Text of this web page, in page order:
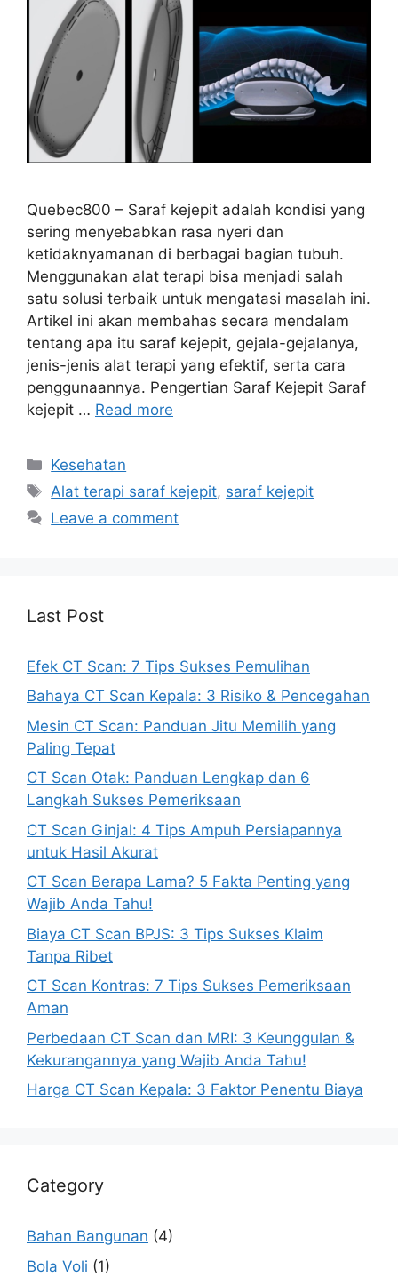
Quebec800 – Saraf kejepit adalah kondisi yang
sering menyebabkan rasa nyeri dan
ketidaknyamanan di berbagai bagian tubuh.
Menggunakan alat terapi bisa menjadi salah
satu solusi terbaik untuk mengatasi masalah ini.
Artikel ini akan membahas secara mendalam
tentang apa itu saraf kejepit, gejala-gejalanya,
jenis-jenis alat terapi yang efektif, serta cara
penggunaannya. Pengertian Saraf Kejepit Saraf
kejepit … Read more
Categories
Kesehatan
Tags
Alat terapi saraf kejepit, saraf kejepit
Leave a comment
Last Post
Efek CT Scan: 7 Tips Sukses Pemulihan
Bahaya CT Scan Kepala: 3 Risiko & Pencegahan
Mesin CT Scan: Panduan Jitu Memilih yang
Paling Tepat
CT Scan Otak: Panduan Lengkap dan 6
Langkah Sukses Pemeriksaan
CT Scan Ginjal: 4 Tips Ampuh Persiapannya
untuk Hasil Akurat
CT Scan Berapa Lama? 5 Fakta Penting yang
Wajib Anda Tahu!
Biaya CT Scan BPJS: 3 Tips Sukses Klaim
Tanpa Ribet
CT Scan Kontras: 7 Tips Sukses Pemeriksaan
Aman
Perbedaan CT Scan dan MRI: 3 Keunggulan &
Kekurangannya yang Wajib Anda Tahu!
Harga CT Scan Kepala: 3 Faktor Penentu Biaya
Category
Bahan Bangunan (4)
Bola Voli (1)